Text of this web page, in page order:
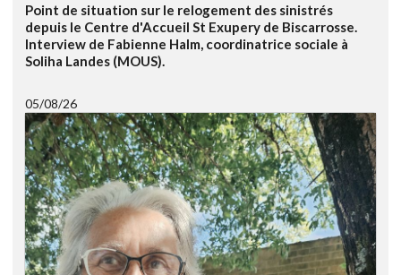
Point de situation sur le relogement des sinistrés
depuis le Centre d'Accueil St Exupery de Biscarrosse.
Interview de Fabienne Halm, coordinatrice sociale à
Soliha Landes (MOUS).
05/08/26